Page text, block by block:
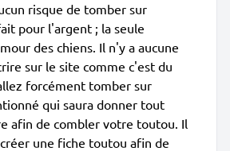
risque de tomber sur
pour l'argent ; la seule
des chiens. Il n'y a aucune
sur le site comme c'est du
forcément tomber sur
qui saura donner tout
afin de combler votre toutou. Il
une fiche toutou afin de